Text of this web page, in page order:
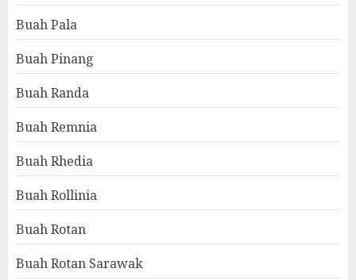
Buah Pala
Buah Pinang
Buah Randa
Buah Remnia
Buah Rhedia
Buah Rollinia
Buah Rotan
Buah Rotan Sarawak